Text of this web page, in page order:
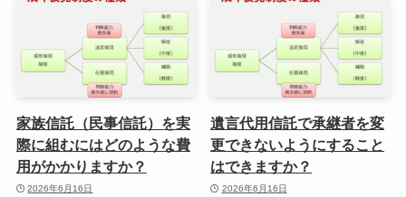
家族信託（民事信託）を実
際に組むにはどのような費
用がかかりますか？
2026年6月16日
遺言代用信託で承継者を変
更できないようにすること
はできますか？
2026年6月16日